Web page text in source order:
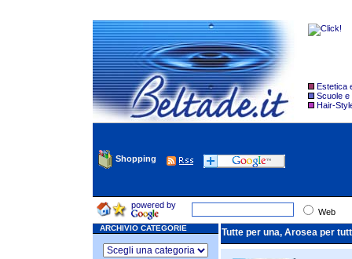
Estetica
Scuole e
Hair-
Shopping
powered by
Web
ARCHIVIO CATEGORIE Tutte per una, Arosea per